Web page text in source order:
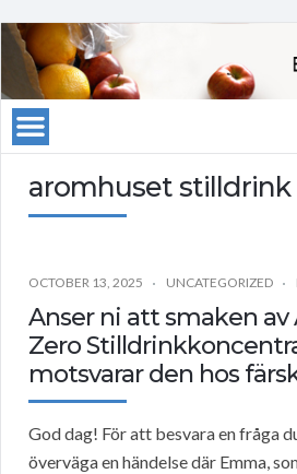
aromhuset stilldrink
OCTOBER 13, 2025 UNCATEGORIZED
Anser ni att smaken
Zero
motsvarar den hos
God dag! För att besvara en fråga
överväga en händelse där Emma,